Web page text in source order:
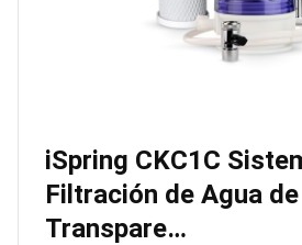
iSpring CKC1C
Filtración de Agua
Transpare…